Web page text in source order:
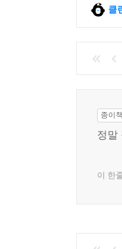
클
종이책
정말
이 한